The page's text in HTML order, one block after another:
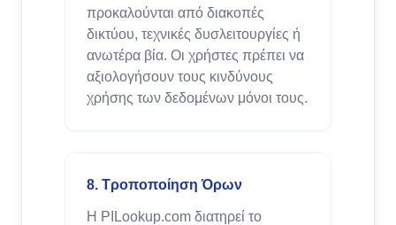
προκαλούνται από διακοπές
δικτύου, τεχνικές δυσλειτουργίες ή
ανωτέρα βία. Οι χρήστες πρέπει να
αξιολογήσουν τους κινδύνους
χρήσης των δεδομένων μόνοι τους.
8. Τροποποίηση Όρων
Η PILookup.com διατηρεί το